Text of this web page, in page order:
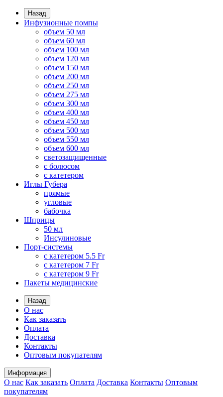
Назад
Инфузионные помпы
объем 50 мл
объем 60 мл
объем 100 мл
объем 120 мл
объем 150 мл
объем 200 мл
объем 250 мл
объем 275 мл
объем 300 мл
объем 400 мл
объем 450 мл
объем 500 мл
объем 550 мл
объем 600 мл
светозащищенные
с болюсом
с катетером
Иглы Губера
прямые
угловые
бабочка
Шприцы
50 мл
Инсулиновые
Порт-системы
с катетером 5.5 Fr
с катетером 7 Fr
с катетером 9 Fr
Пакеты медицинские
Назад
О нас
Как заказать
Оплата
Доставка
Контакты
Оптовым покупателям
Информация
О нас Как заказать Оплата Доставка Контакты Оптовым
покупателям